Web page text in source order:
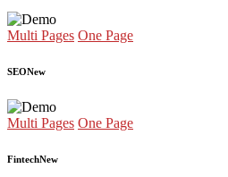
Multi Pages One Page
SEONew
Multi Pages One Page
FintechNew